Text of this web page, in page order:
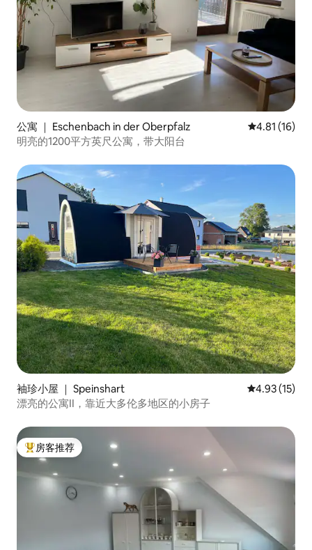
公寓 ｜ Eschenbach in der Oberpfalz 平均评分
4.81 (16)
明亮的1200平方英尺公寓，带大阳台
袖珍小屋 ｜ Speinshart 平均评分
4.93 (15)
漂亮的公寓II，靠近大多伦多地区的小房子
热门「房客推荐」
房客推荐